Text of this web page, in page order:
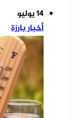
14 يوليو
أخبار بارزة